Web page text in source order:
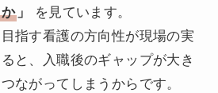
」
を見ています。
指す看護の方向性が現場の実
と、入職後のギャップが大き
ながってしまうからです。